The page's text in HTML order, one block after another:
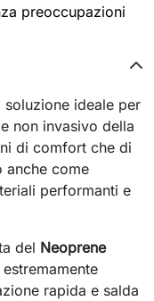
preoccupazioni
soluzione ideale per
non invasivo della
di comfort che di
anche come
performanti e
del Neoprene
rapida e salda